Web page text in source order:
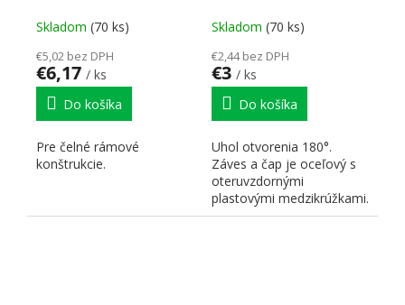
Skladom (70 ks)
€5,02 bez DPH
€6,17 / ks
Do košíka
Pre čelné rámové
konštrukcie.
Skladom (70 ks)
€2,44 bez DPH
€3 / ks
Do košíka
Uhol otvorenia 180°.
Záves a čap je oceľový s
oteruvzdornými
plastovými medzikrúžkami.
S pevným čapom. Oceľ